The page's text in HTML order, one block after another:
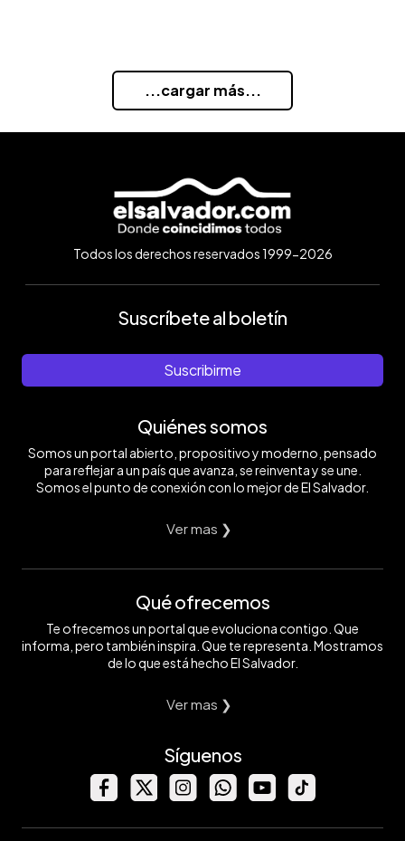
...cargar más...
Todos los derechos reservados 1999-2026
Suscríbete al boletín
Suscribirme
Quiénes somos
Somos un portal abierto, propositivo y moderno, pensado
para reflejar a un país que avanza, se reinventa y se une.
Somos el punto de conexión con lo mejor de El Salvador.
Ver mas ❯
Qué ofrecemos
Te ofrecemos un portal que evoluciona contigo. Que
informa, pero también inspira. Que te representa. Mostramos
de lo que está hecho El Salvador.
Ver mas ❯
Síguenos